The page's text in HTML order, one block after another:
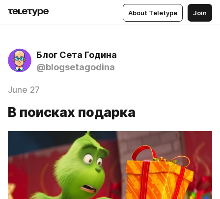
About Teletype Join
Блог Сета Година
@blogsetagodina
June 27
В поисках подарка